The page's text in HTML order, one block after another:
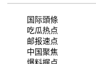
国际頭條
吃瓜热点
邮报速点
中国聚焦